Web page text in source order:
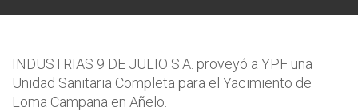
INDUSTRIAS 9 DE JULIO S.A. proveyó a YPF una
Unidad Sanitaria Completa para el Yacimiento de
Loma Campana en Añelo.